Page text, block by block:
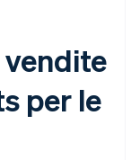
per le